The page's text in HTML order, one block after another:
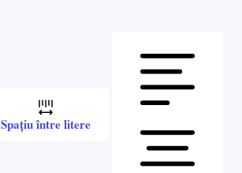
Spațiu între litere